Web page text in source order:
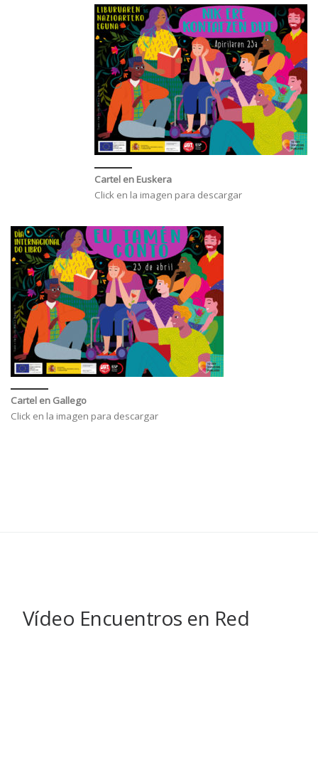
Cartel en Euskera
Click en la imagen para descargar
Cartel en Gallego
Click en la imagen para descargar
Vídeo Encuentros en Red